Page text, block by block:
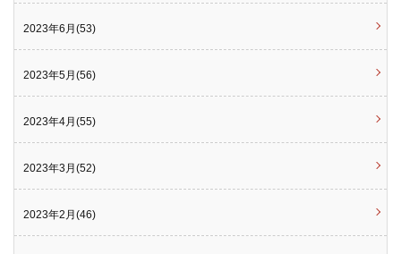
2023年6月(53)
2023年5月(56)
2023年4月(55)
2023年3月(52)
2023年2月(46)